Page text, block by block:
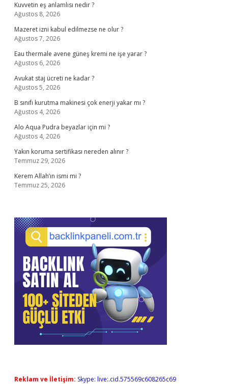
Kuvvetin eş anlamlısı nedir ?
Ağustos 8, 2026
Mazeret izni kabul edilmezse ne olur ?
Ağustos 7, 2026
Eau thermale avene güneş kremi ne işe yarar ?
Ağustos 6, 2026
Avukat staj ücreti ne kadar ?
Ağustos 5, 2026
B sınıfı kurutma makinesi çok enerji yakar mı ?
Ağustos 4, 2026
Alo Aqua Pudra beyazlar için mi ?
Ağustos 4, 2026
Yakın koruma sertifikası nereden alınır ?
Temmuz 29, 2026
Kerem Allah’ın ismi mi ?
Temmuz 25, 2026
Reklam ve İletişim: Skype: live:.cid.575569c608265c69